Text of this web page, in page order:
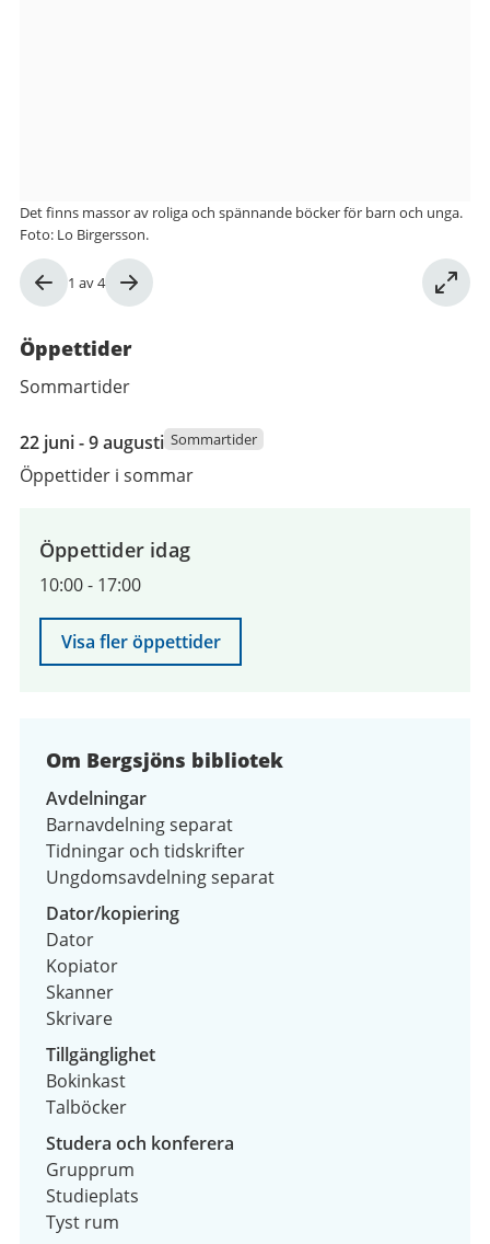
Bild
4
1 av4
Det finns massor av roliga och spännande böcker för barn och unga.
Foto: Lo Birgersson.
Öppettider
Sommartider
22
juni
2026
augusti
2026
22 juni - 9 augusti Sommartider
Öppettider i sommar
Öppettider idag
10:00- 17:00
Visa fler öppettider
Om Bergsjöns bibliotek
Avdelningar
Barnavdelning separat
Tidningar och tidskrifter
Ungdomsavdelning separat
Dator/kopiering
Dator
Kopiator
Skanner
Skrivare
Tillgänglighet
Bokinkast
Talböcker
Studera och konferera
Grupprum
Studieplats
Tyst rum